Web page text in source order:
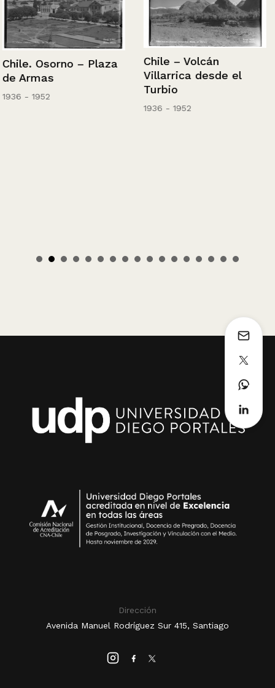
Chile. Osorno – Plaza
de Armas
1936 - 1952
Chile – Volcán
Villarrica desde el
Turbio
1936 - 1952
Dirección
Avenida Manuel Rodríguez Sur 415, Santiago